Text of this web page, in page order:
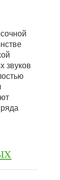
звуков